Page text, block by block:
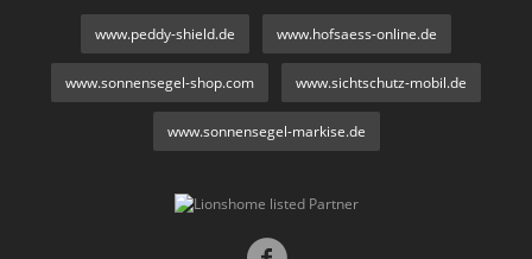
www.peddy-shield.de www.hofsaess-online.de
www.sonnensegel-shop.com www.sichtschutz-mobil.de
www.sonnensegel-markise.de